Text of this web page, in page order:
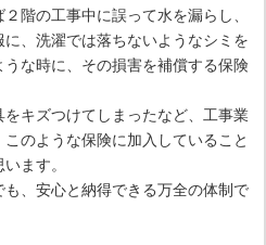
階の工事中に誤って水を漏らし、
、洗濯では落ちないようなシミを
な時に、その損害を補償する保険
キズつけてしまったなど、工事業
のような保険に加入していること
ます。
、安心と納得できる万全の体制で